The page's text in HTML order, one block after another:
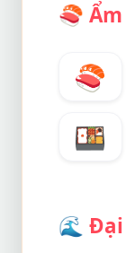
🍣
🍣
🍱
🌊 Đại